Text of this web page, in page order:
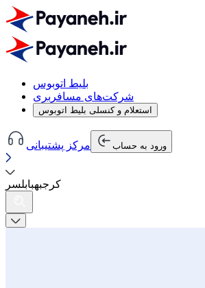
بلیط اتوبوس
شرکت‌های مسافربری
استعلام و کنسلی بلیط اتوبوس
مرکز پشتیبانی ورود به حساب
کرجبهبابلسر